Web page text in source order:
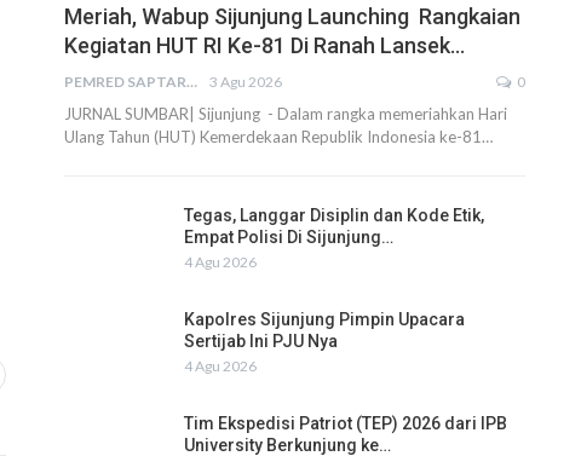
Meriah, Wabup Sijunjung Launching Rangkaian
Kegiatan HUT RI Ke-81 Di Ranah Lansek…
PEMRED SAPTARIUS 3 Agu 2026 0
JURNAL SUMBAR| Sijunjung - Dalam rangka memeriahkan Hari
Ulang Tahun (HUT) Kemerdekaan Republik Indonesia ke-81…
Tegas, Langgar Disiplin dan Kode Etik,
Empat Polisi Di Sijunjung…
4 Agu 2026
Kapolres Sijunjung Pimpin Upacara
Sertijab Ini PJU Nya
4 Agu 2026
Tim Ekspedisi Patriot (TEP) 2026 dari IPB
University Berkunjung ke…